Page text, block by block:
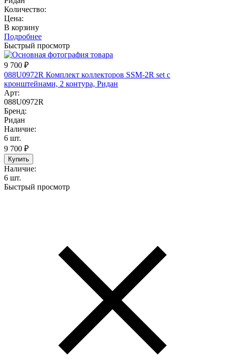
Количество:
Цена:
В корзину
Подробнее
Быстрый просмотр
9 700 ₽
088U0972R Комплект коллекторов SSM-2R set с
кронштейнами, 2 контура, Ридан
Арт:
088U0972R
Бренд:
Ридан
Наличие:
6 шт.
9 700 ₽
Купить
Наличие:
6 шт.
Быстрый просмотр